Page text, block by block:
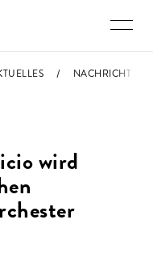
NACHRICHT
wird